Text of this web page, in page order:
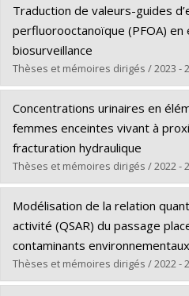
Graduate :Al Kassem, Hala
Cycle :Master's
Grade :M. Sc.
Lien vers le document dans
Traduction de valeurs-guides
perfluorooctanoïque (PFOA) en
biosurveillance
Thèses et mémoires dirigés / 2023 -
Graduate :Tewfik, Ernest-Louli
Cycle :Master's
Grade :M. Sc.
Lien vers le document dans
Concentrations urinaires en
femmes enceintes vivant à
fracturation hydraulique
Thèses et mémoires dirigés / 2022 -
Graduate :Claustre, Lucie
Cycle :Master's
Grade :M. Sc.
Lien vers le document dans
Modélisation de la relation
activité (QSAR) du passage
contaminants environnementaux
Thèses et mémoires dirigés / 2022 -